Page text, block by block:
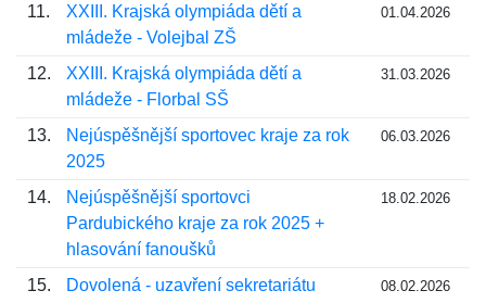
11.
XXIII. Krajská olympiáda dětí a
mládeže - Volejbal ZŠ
01.04.2026
12.
XXIII. Krajská olympiáda dětí a
mládeže - Florbal SŠ
31.03.2026
13.
Nejúspěšnější sportovec kraje za rok
2025
06.03.2026
14.
Nejúspěšnější sportovci
Pardubického kraje za rok 2025 +
hlasování fanoušků
18.02.2026
15. Dovolená - uzavření sekretariátu 08.02.2026